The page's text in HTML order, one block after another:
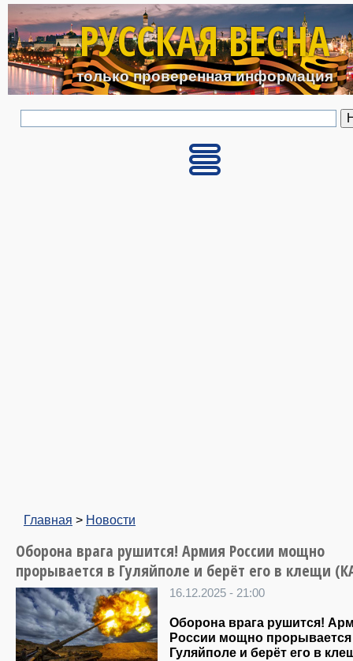
Перейти к основному
РУССКАЯ ВЕСНА
только проверенная информация
Главная > Новости
Оборона врага рушится! Армия России мощно
прорывается в Гуляйполе и берёт его в клещи
16.12.2025 - 21:00
Оборона врага рушится!
России мощно
Гуляйполе и берёт его в